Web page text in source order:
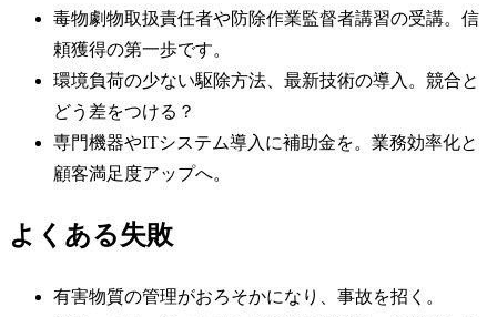
毒物劇物取扱責任者や防除作業監督者講習の受講。信
頼獲得の第一歩です。
環境負荷の少ない駆除方法、最新技術の導入。競合と
どう差をつける？
専門機器やITシステム導入に補助金を。業務効率化と
顧客満足度アップへ。
よくある失敗
有害物質の管理がおろそかになり、事故を招く。